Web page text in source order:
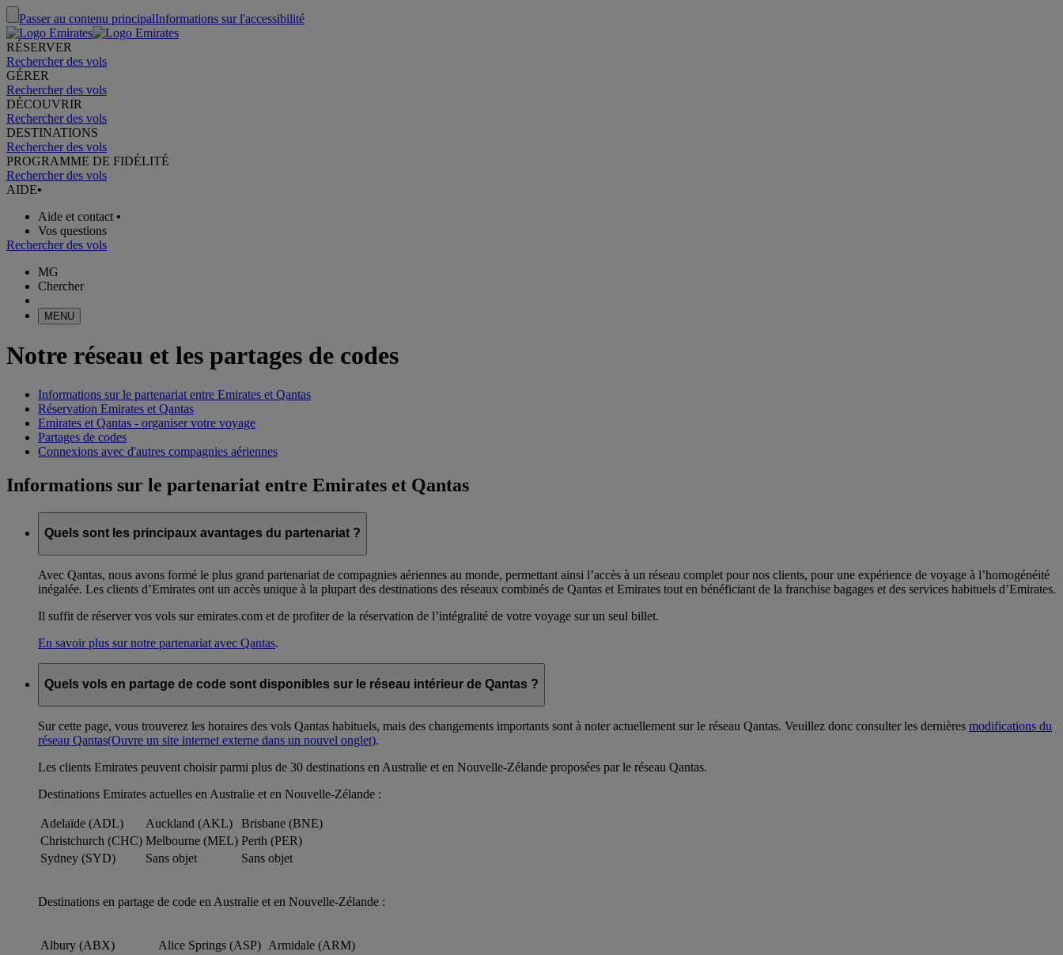
Passer au contenu principalInformations sur l'accessibilité
RÉSERVER
Rechercher des vols
GÉRER
Rechercher des vols
DÉCOUVRIR
Rechercher des vols
DESTINATIONS
Rechercher des vols
PROGRAMME DE FIDÉLITÉ
Rechercher des vols
AIDE•
Aide et contact •
Vos questions
Rechercher des vols
MG
Chercher
MENU
Notre réseau et les partages de codes
Informations sur le partenariat entre Emirates et Qantas
Réservation Emirates et Qantas
Emirates et Qantas - organiser votre voyage
Partages de codes
Connexions avec d'autres compagnies aériennes
Informations sur le partenariat entre Emirates et Qantas
Quels sont les principaux avantages du partenariat ?
Avec Qantas, nous avons formé le plus grand partenariat de compagnies aériennes au monde, permettant ainsi l’accès à un réseau complet pour nos clients, pour une expérience de voyage à l’homogénéité
inégalée. Les clients d’Emirates ont un accès unique à la plupart des destinations des réseaux combinés de Qantas et Emirates tout en bénéficiant de la franchise bagages et des services habituels d’Emirates.
Il suffit de réserver vos vols sur emirates.com et de profiter de la réservation de l’intégralité de votre voyage sur un seul billet.
En savoir plus sur notre partenariat avec Qantas.
Quels vols en partage de code sont disponibles sur le réseau intérieur de Qantas ?
Sur cette page, vous trouverez les horaires des vols Qantas habituels, mais des changements importants sont à noter actuellement sur le réseau Qantas. Veuillez donc consulter les dernières modifications du
réseau Qantas(Ouvre un site internet externe dans un nouvel onglet).
Les clients Emirates peuvent choisir parmi plus de 30 destinations en Australie et en Nouvelle-Zélande proposées par le réseau Qantas.
Destinations Emirates actuelles en Australie et en Nouvelle-Zélande :
Adelaïde (ADL) Auckland (AKL)
Brisbane (BNE)
Christchurch (CHC) Melbourne (MEL) Perth (PER)
Sydney (SYD)
Sans objet Sans objet
Destinations en partage de code en Australie et en Nouvelle-Zélande :
Albury (ABX) Alice Springs (ASP) Armidale (ARM)